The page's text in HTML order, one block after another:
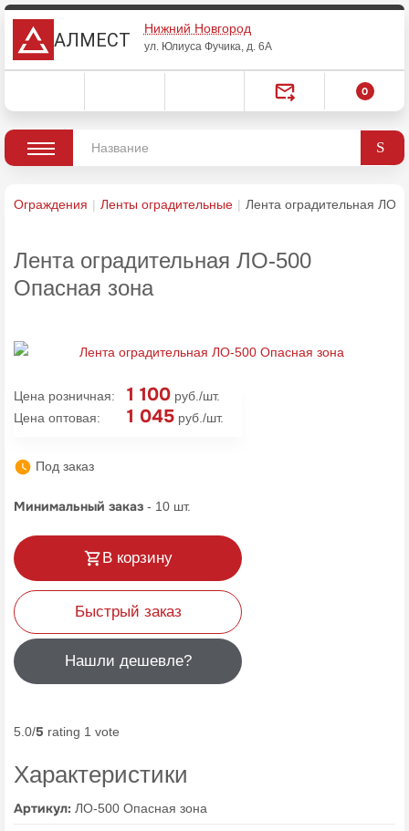
АЛМЕСТ
Нижний Новгород
ул. Юлиуса Фучика, д. 6А
0
Ограждения Ленты оградительные Лента оградительная ЛО-
Лента оградительная ЛО-500
Опасная зона
Цена розничная: 1 100 руб./шт.
Цена оптовая:
1 045 руб./шт.
Под заказ
Минимальный заказ - 10 шт.
В корзину
Быстрый заказ
Нашли дешевле?
5.0/5 rating 1 vote
Характеристики
Артикул: ЛО-500 Опасная зона